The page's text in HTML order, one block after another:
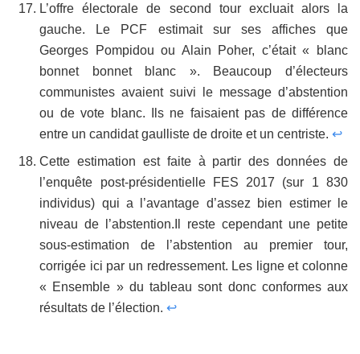
L’offre électorale de second tour excluait alors la
gauche. Le PCF estimait sur ses affiches que
Georges Pompidou ou Alain Poher, c’était « blanc
bonnet bonnet blanc ». Beaucoup d’électeurs
communistes avaient suivi le message d’abstention
ou de vote blanc. Ils ne faisaient pas de différence
entre un candidat gaulliste de droite et un centriste. ↩
Cette estimation est faite à partir des données de
l’enquête post-présidentielle FES 2017 (sur 1 830
individus) qui a l’avantage d’assez bien estimer le
niveau de l’abstention.Il reste cependant une petite
sous-estimation de l’abstention au premier tour,
corrigée ici par un redressement. Les ligne et colonne
« Ensemble » du tableau sont donc conformes aux
résultats de l’élection. ↩